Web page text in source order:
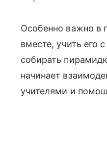
Особенно важно в
вместе, учить его
собирать
начинает
учителями и